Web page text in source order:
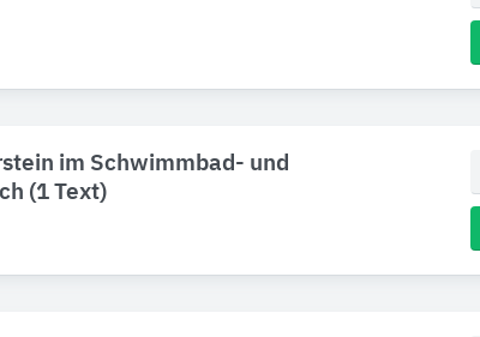
im Schwimmbad- und
(1 Text)